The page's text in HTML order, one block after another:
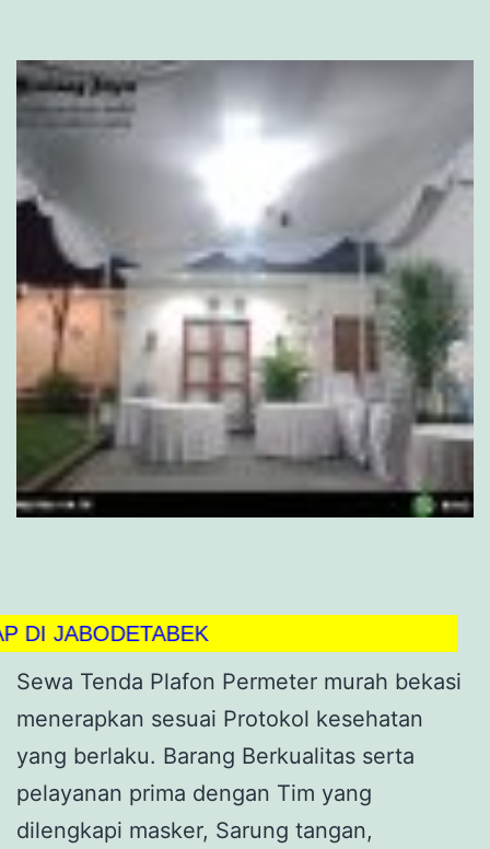
Sewa Tenda Plafon Permeter murah bekasi
menerapkan sesuai Protokol kesehatan
yang berlaku. Barang Berkualitas serta
pelayanan prima dengan Tim yang
dilengkapi masker, Sarung tangan,